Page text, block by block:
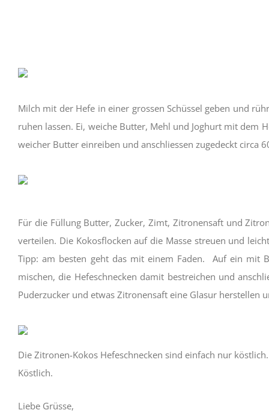
Milch mit der Hefe in einer grossen Schüssel geben und
ruhen lassen. Ei, weiche Butter, Mehl und Joghurt mit dem
weicher Butter einreiben und anschliessen zugedeckt circa
Für die Füllung Butter, Zucker, Zimt, Zitronensaft und
verteilen. Die Kokosflocken auf die Masse streuen und
Tipp: am besten geht das mit einem Faden. Auf ein mit
mischen, die Hefeschnecken damit bestreichen und
Puderzucker und etwas Zitronensaft eine Glasur herstellen
Die Zitronen-Kokos Hefeschnecken sind einfach nur
Köstlich.
Liebe Grüsse,